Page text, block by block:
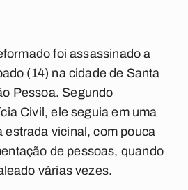
foi assassinado a
(14) na cidade de Santa
Pessoa. Segundo
Civil, ele seguia em uma
estrada vicinal, com pouca
de pessoas, quando
várias vezes.